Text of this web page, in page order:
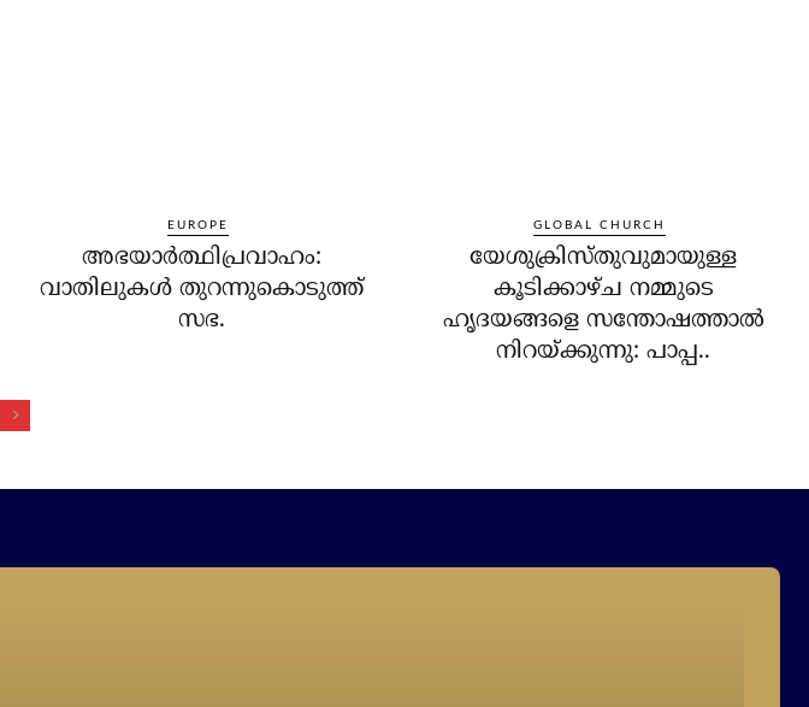
EUROPE
അഭയാര്‍ത്ഥിപ്രവാഹം:
വാതിലുകള്‍ തുറന്നുകൊടുത്ത്
സഭ.
GLOBAL CHURCH
യേശുക്രിസ്തുവുമായുള്ള
കൂടിക്കാഴ്ച നമ്മുടെ
ഹൃദയങ്ങളെ സന്തോഷത്താല്‍
നിറയ്ക്കുന്നു: പാപ്പ..